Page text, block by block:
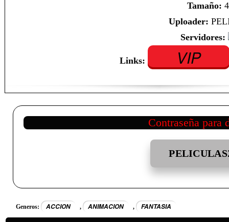
Tamaño:
Uploader:
Servidores:
Links: VIP
Contraseña para
Generos: ACCION , ANIMACION , FANTASIA